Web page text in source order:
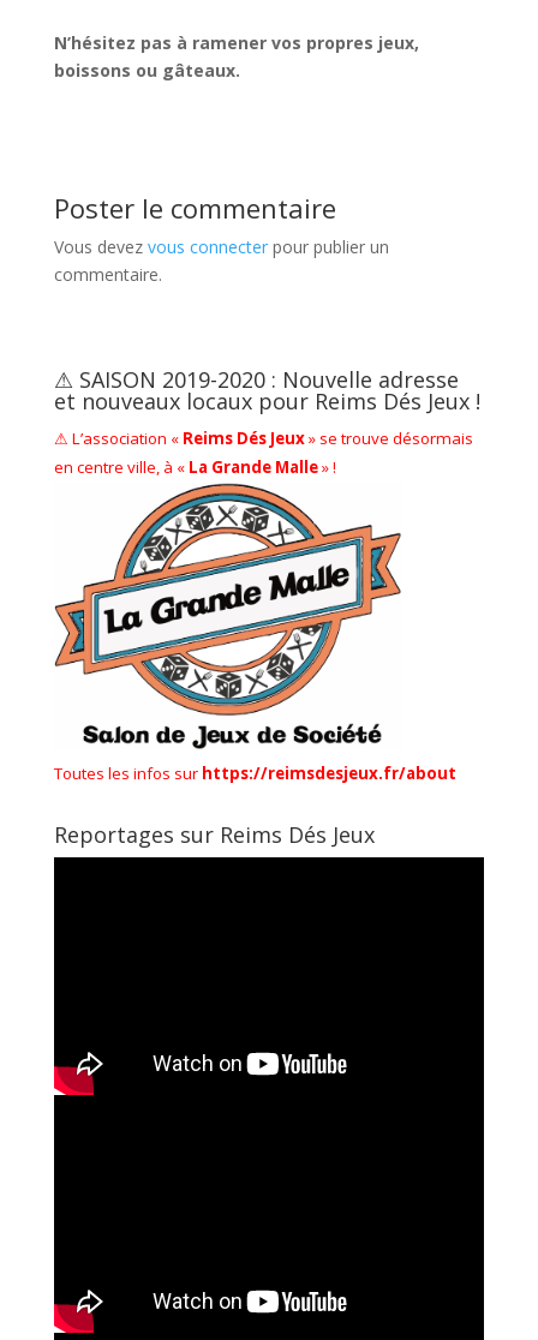
N’hésitez pas à ramener vos propres jeux,
boissons ou gâteaux.
Poster le commentaire
Vous devez vous connecterpour publier un
commentaire.
⚠ SAISON 2019-2020 : Nouvelle adresse
et nouveaux locaux pour Reims Dés Jeux !
⚠ L’association « Reims Dés Jeux» se trouve désormais
en centre ville, à « La Grande Malle» !
Toutes les infos sur https://reimsdesjeux.fr/about
Reportages sur Reims Dés Jeux